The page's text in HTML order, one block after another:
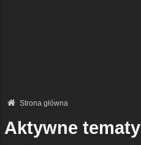
Strona główna
Aktywne tematy